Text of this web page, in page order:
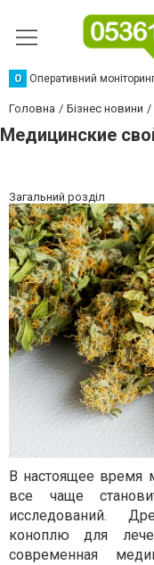
О Оперативний
Головна Бізнес новини
Медицинские
Загальний розділ
В настоящее время
все чаще
исследований.
коноплю для
современная